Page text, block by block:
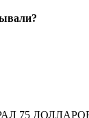
75